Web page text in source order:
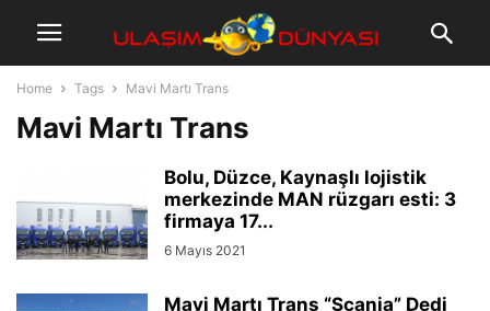
Home Tags Mavi Martı Trans
Mavi Martı Trans
Bolu, Düzce, Kaynaşlı lojistik
merkezinde MAN rüzgarı esti: 3
firmaya 17...
6 Mayıs 2021
Mavi Martı Trans “Scania” Dedi